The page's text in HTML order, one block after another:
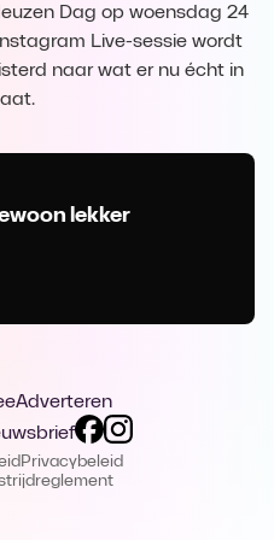
Dag op woensdag 24
Live-sessie wordt
naar wat er nu écht in
lekker
Adverteren
Privacybeleid